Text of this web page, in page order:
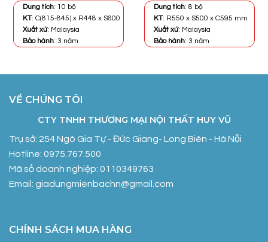
20.890.000₫.
Dung tích: 10 bộ
KT: C(815-845) x R448 x S600
Xuất xứ: Malaysia
Bảo hành: 3 năm
17.890.000₫.
Dung tích: 8 bộ
KT: R550 x S500 x C595 mm
Xuất xứ: Malaysia
Bảo hành: 3 năm
VỀ CHÚNG TÔI
CTY TNHH THƯƠNG MẠI NỘI THẤT HUY VŨ
Trụ sở: 254 Ngô Gia Tự - Đức Giang- Long Biên - Hà Nội
Hotline: 0975.767.500
Mã số doanh nghiệp: 0110349763
Email: giadungmienbachn@gmail.com
CHÍNH SÁCH MUA HÀNG